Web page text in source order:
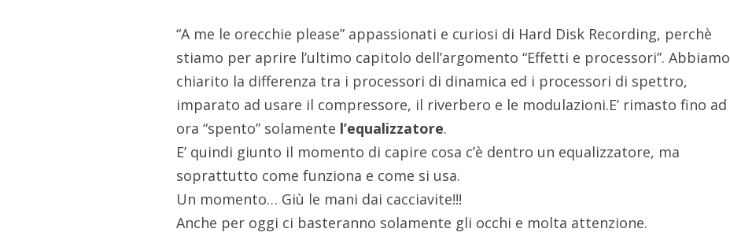
“A me le orecchie please” appassionati e curiosi di Hard Disk Recording, perchè
stiamo per aprire l’ultimo capitolo dell’argomento “Effetti e processori”. Abbiamo
chiarito la differenza tra i processori di dinamica ed i processori di spettro,
imparato ad usare il compressore, il riverbero e le modulazioni.E’ rimasto fino ad
ora “spento” solamente l’equalizzatore.
E’ quindi giunto il momento di capire cosa c’è dentro un equalizzatore, ma
soprattutto come funziona e come si usa.
Un momento… Giù le mani dai cacciavite!!!
Anche per oggi ci basteranno solamente gli occhi e molta attenzione.